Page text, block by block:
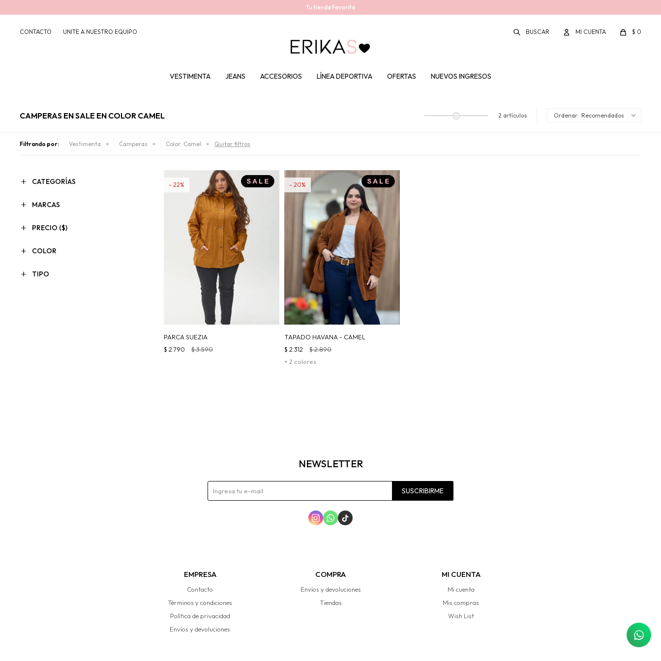
Tu tienda Favorita
VESTIMENTA JEANS ACCESORIOS LÍNEA DEPORTIVA OFERTAS NUEVOS INGRESOS
$ 0
CONTACTO UNITE A NUESTRO EQUIPO
CAMPERAS EN SALE EN COLOR CAMEL 2 artículos Recomendados
Filtrando por: Vestimenta Camperas Color: Camel Quitar filtros
PARCA SUEZIA
$ 2.790 $3.590
22
TAPADO HAVANA - CAMEL
+ 2 colores
$ 2.312 $2.890
20
CATEGORÍAS
MARCAS
PRECIO ($)
COLOR
TIPO
EMPRESA
Contacto
Términos y condiciones
Política de privacidad
Envíos y devoluciones
COMPRA
Envíos y devoluciones
Tiendas
MI CUENTA
Mi cuenta
Mis compras
Wish List
NEWSLETTER
SUSCRIBIRME
  